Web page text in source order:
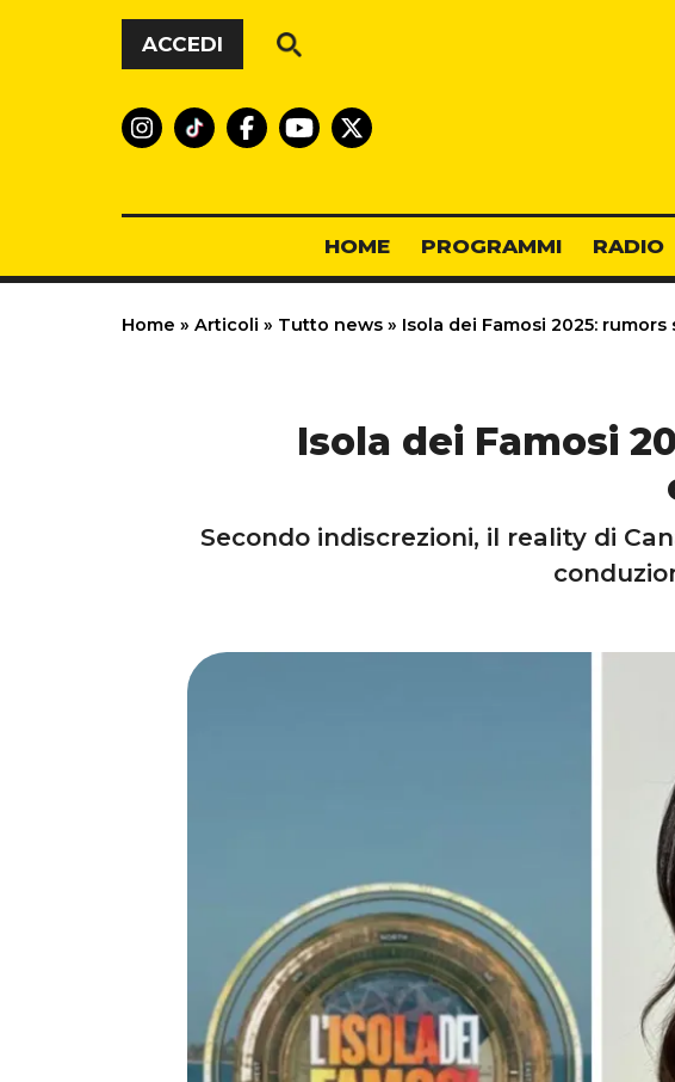
Vai al contenuto
ACCEDI
HOME PROGRAMMI RADIO
Home » Articoli » Tutto news » Isola dei Famosi 2025:
Isola dei Famosi
Secondo indiscrezioni, il reality di